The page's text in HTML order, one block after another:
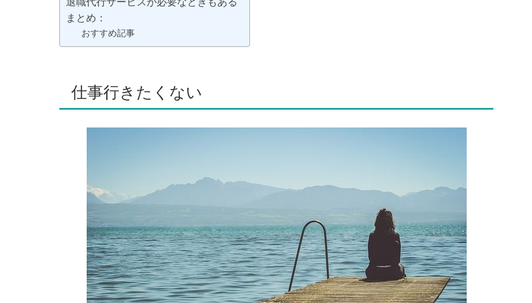
まとめ：
おすすめ記事
仕事行きたくない